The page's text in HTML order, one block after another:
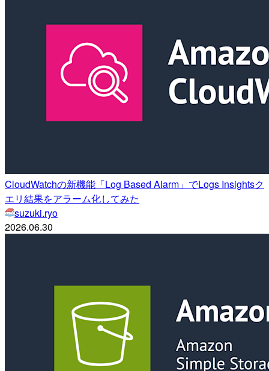
CloudWatchの新機能「Log Based Alarm」でLogs Insightsク
エリ結果をアラーム化してみた
suzuki.ryo
2026.06.30